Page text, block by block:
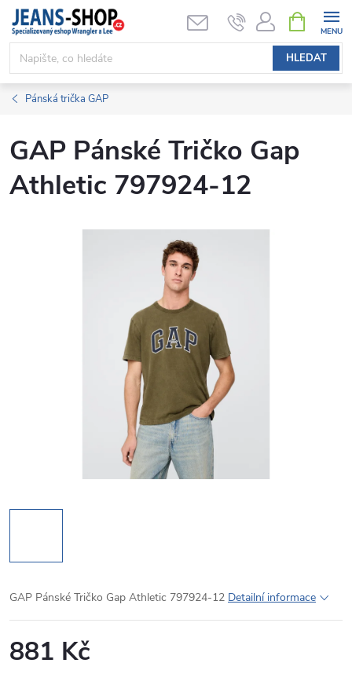
Přejít
obsah
HLEDAT
NÁKUPNÍ
KOŠÍK
Pánská trička GAP
GAP Pánské Tričko Gap
Athletic 797924-12
GAP Pánské Tričko Gap Athletic 797924-12 Detailní informace
881 Kč